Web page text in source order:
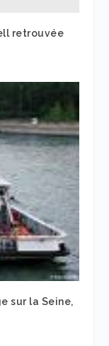
retrouvée
sur la Seine,